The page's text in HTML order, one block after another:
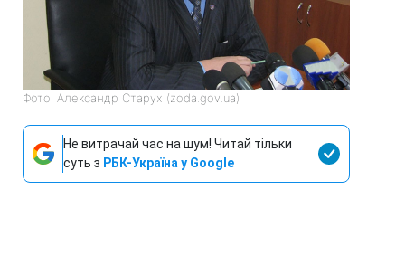
Фото: Александр Старух (zoda.gov.ua)
Не витрачай час на шум! Читай тільки
суть з РБК-Україна у Google